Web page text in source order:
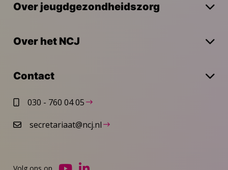
Over jeugdgezondheidszorg
Over het NCJ
Contact
030 - 760 04 05
secretariaat@ncj.nl
Volg ons op